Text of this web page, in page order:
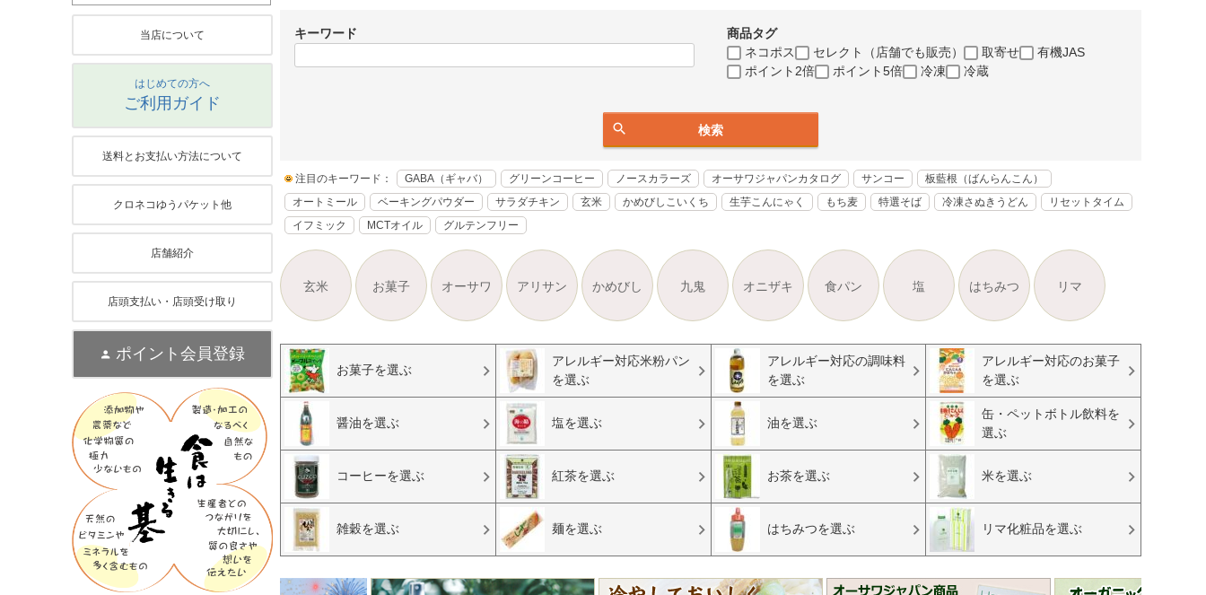
当店について
はじめての方へ
ご利用ガイド
送料とお支払い方法について
クロネコゆうパケット他
店舗紹介
店頭支払い・店頭受け取り
ポイント会員登録
キーワード
商品タグ
ネコポス
セレクト（店舗でも販売） 取寄せ
有機JAS
ポイント2倍
ポイント5倍 冷凍 冷蔵
検索
注目のキーワード： GABA（ギャバ） グリーンコーヒー ノースカラーズ オーサワジャパンカタログ サンコー
板藍根（ばんらんこん）
オートミール
ベーキングパウダー サラダチキン 玄米 かめびしこいくち 生芋こんにゃく もち麦 特選そば 冷凍さぬきうどん
リセットタイム
イフミック
MCTオイル グルテンフリー
玄米 お菓子 オーサワ アリサン かめびし 九鬼 オニザキ 食パン 塩 はちみつ リマ
お菓子を選ぶ
アレルギー対応米粉パン
を選ぶ
アレルギー対応の調味料
を選ぶ
アレルギー対応のお菓子
を選ぶ
醤油を選ぶ 塩を選ぶ 油を選ぶ
缶・ペットボトル飲料を
選ぶ
コーヒーを選ぶ 紅茶を選ぶ お茶を選ぶ 米を選ぶ
雑穀を選ぶ 麺を選ぶ はちみつを選ぶ リマ化粧品を選ぶ